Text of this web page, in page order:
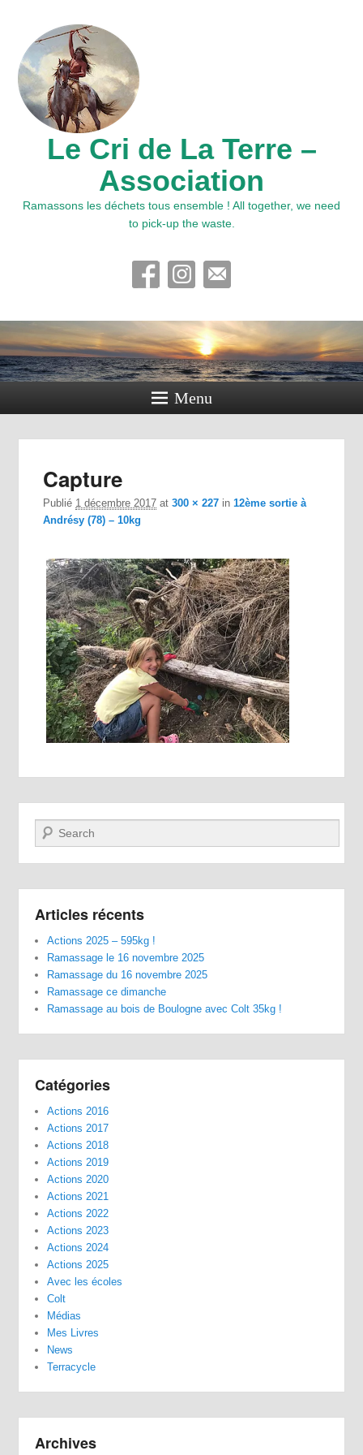
Le Cri de La Terre –
Association
Ramassons les déchets tous ensemble ! All together, we need
to pick-up the waste.
Menu
Capture
Publié 1 décembre 2017 at300 × 227 in12ème sortie à
Andrésy (78) – 10kg
Recherche
Articles récents
Actions 2025 – 595kg !
Ramassage le 16 novembre 2025
Ramassage du 16 novembre 2025
Ramassage ce dimanche
Ramassage au bois de Boulogne avec Colt 35kg !
Catégories
Actions 2016
Actions 2017
Actions 2018
Actions 2019
Actions 2020
Actions 2021
Actions 2022
Actions 2023
Actions 2024
Actions 2025
Avec les écoles
Colt
Médias
Mes Livres
News
Terracycle
Archives